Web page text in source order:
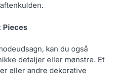
Pieces
kan du også
detaljer eller mønstre. Et
eller andre dekorative